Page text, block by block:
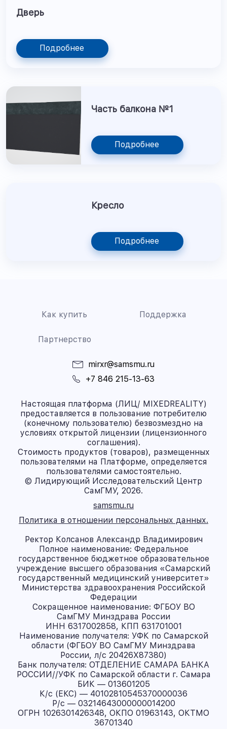
Дверь
Подробнее
Часть балкона №1
Подробнее
Кресло
Подробнее
Как купить Поддержка
Партнерство
mirxr@samsmu.ru
+7 846 215-13-63
Настоящая платформа (ЛИЦ/ MIXEDREALITY)
предоставляется в пользование потребителю
(конечному пользователю) безвозмездно на
условиях открытой лицензии (лицензионного
соглашения).
Стоимость продуктов (товаров), размещенных
пользователями на Платформе, определяется
пользователями самостоятельно.
© Лидирующий Исследовательский Центр
СамГМУ, 2026.
samsmu.ru
Политика в отношении персональных данных.
Ректор Колсанов Александр Владимирович
Полное наименование: Федеральное
государственное бюджетное образовательное
учреждение высшего образования «Самарский
государственный медицинский университет»
Министерства здравоохранения Российской
Федерации
Сокращенное наименование: ФГБОУ ВО
СамГМУ Минздрава России
ИНН 6317002858, КПП 631701001
Наименование получателя: УФК по Самарской
области (ФГБОУ ВО СамГМУ Минздрава
России, л/с 20426X87380)
Банк получателя: ОТДЕЛЕНИЕ САМАРА БАНКА
РОССИИ//УФК по Самарской области г. Самара
БИК — 013601205
К/с (ЕКС) — 40102810545370000036
Р/с — 03214643000000014200
ОГРН 1026301426348, ОКПО 01963143, ОКТМО
36701340